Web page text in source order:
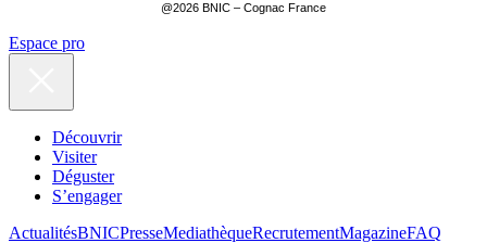
@2026 BNIC – Cognac France
Espace pro
Découvrir
Visiter
Déguster
S’engager
ActualitésBNICPresseMediathèqueRecrutementMagazineFAQ